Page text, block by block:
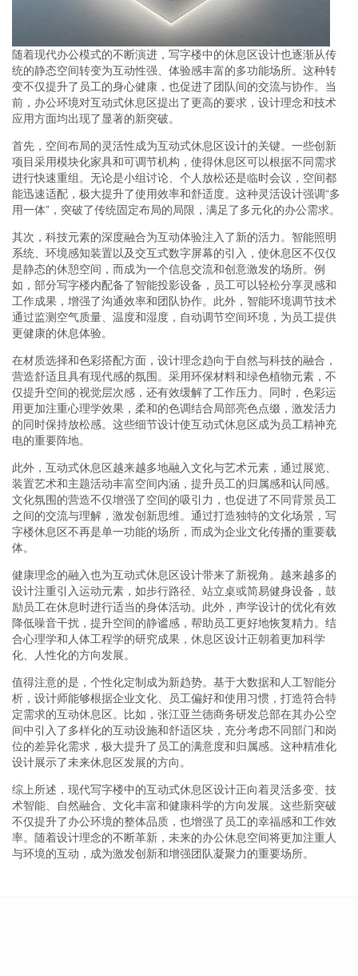
随着现代办公模式的不断演进，写字楼中的休息区设计也逐渐从传
统的静态空间转变为互动性强、体验感丰富的多功能场所。这种转
变不仅提升了员工的身心健康，也促进了团队间的交流与协作。当
前，办公环境对互动式休息区提出了更高的要求，设计理念和技术
应用方面均出现了显著的新突破。
首先，空间布局的灵活性成为互动式休息区设计的关键。一些创新
项目采用模块化家具和可调节机构，使得休息区可以根据不同需求
进行快速重组。无论是小组讨论、个人放松还是临时会议，空间都
能迅速适配，极大提升了使用效率和舒适度。这种灵活设计强调“多
用一体”，突破了传统固定布局的局限，满足了多元化的办公需求。
其次，科技元素的深度融合为互动体验注入了新的活力。智能照明
系统、环境感知装置以及交互式数字屏幕的引入，使休息区不仅仅
是静态的休憩空间，而成为一个信息交流和创意激发的场所。例
如，部分写字楼内配备了智能投影设备，员工可以轻松分享灵感和
工作成果，增强了沟通效率和团队协作。此外，智能环境调节技术
通过监测空气质量、温度和湿度，自动调节空间环境，为员工提供
更健康的休息体验。
在材质选择和色彩搭配方面，设计理念趋向于自然与科技的融合，
营造舒适且具有现代感的氛围。采用环保材料和绿色植物元素，不
仅提升空间的视觉层次感，还有效缓解了工作压力。同时，色彩运
用更加注重心理学效果，柔和的色调结合局部亮色点缀，激发活力
的同时保持放松感。这些细节设计使互动式休息区成为员工精神充
电的重要阵地。
此外，互动式休息区越来越多地融入文化与艺术元素，通过展览、
装置艺术和主题活动丰富空间内涵，提升员工的归属感和认同感。
文化氛围的营造不仅增强了空间的吸引力，也促进了不同背景员工
之间的交流与理解，激发创新思维。通过打造独特的文化场景，写
字楼休息区不再是单一功能的场所，而成为企业文化传播的重要载
体。
健康理念的融入也为互动式休息区设计带来了新视角。越来越多的
设计注重引入运动元素，如步行路径、站立桌或简易健身设备，鼓
励员工在休息时进行适当的身体活动。此外，声学设计的优化有效
降低噪音干扰，提升空间的静谧感，帮助员工更好地恢复精力。结
合心理学和人体工程学的研究成果，休息区设计正朝着更加科学
化、人性化的方向发展。
值得注意的是，个性化定制成为新趋势。基于大数据和人工智能分
析，设计师能够根据企业文化、员工偏好和使用习惯，打造符合特
定需求的互动休息区。比如，张江亚兰德商务研发总部在其办公空
间中引入了多样化的互动设施和舒适区块，充分考虑不同部门和岗
位的差异化需求，极大提升了员工的满意度和归属感。这种精准化
设计展示了未来休息区发展的方向。
综上所述，现代写字楼中的互动式休息区设计正向着灵活多变、技
术智能、自然融合、文化丰富和健康科学的方向发展。这些新突破
不仅提升了办公环境的整体品质，也增强了员工的幸福感和工作效
率。随着设计理念的不断革新，未来的办公休息空间将更加注重人
与环境的互动，成为激发创新和增强团队凝聚力的重要场所。